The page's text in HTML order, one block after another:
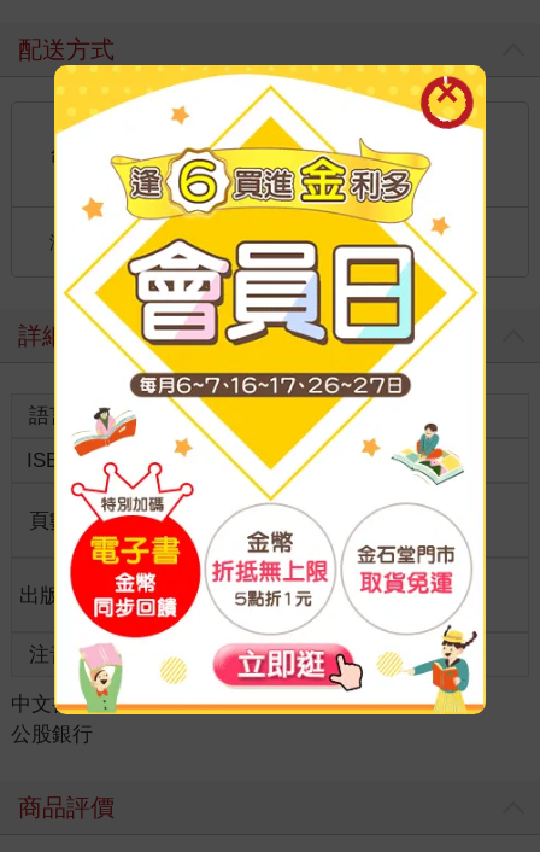
配送方式
台灣
國內宅配：本島、離島
到店取貨：
不限金額免運費
海外
國際快遞：全球
港澳店取：
詳細資料
語言 中文繁體 裝訂
紙本平裝
ISBN
9789574548804 分級 普通級
頁數 0
商品規
格
18開17*23cm
出版地 台灣
適讀年
齡
全齡適讀
注音 級別
中文書 ＞ 考試書/政府出版品 ＞ 銀行招考 ＞
公股銀行
商品評價